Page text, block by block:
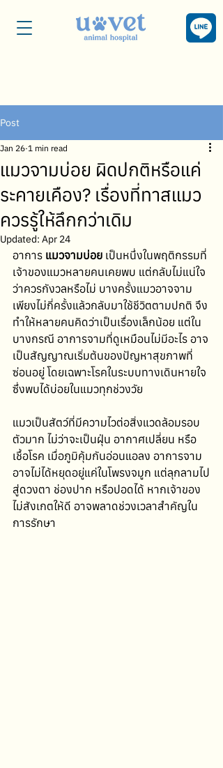
Post
แมวจามบ่อย ผิดปกติหรือแค่
ระคายเคือง? เรื่องที่ทาสแมว
ควรรู้ให้ลึกกว่าเดิม
Jan 26 1 min read
Updated: Apr 24
อาการ แมวจามบ่อย เป็นหนึ่งในพฤติกรรมที่
เจ้าของแมวหลายคนเคยพบ แต่กลับไม่แน่ใจ
ว่าควรกังวลหรือไม่ บางครั้งแมวอาจจาม
เพียงไม่กี่ครั้งแล้วกลับมาใช้ชีวิตตามปกติ จึง
ทำให้หลายคนคิดว่าเป็นเรื่องเล็กน้อย แต่ใน
บางกรณี อาการจามที่ดูเหมือนไม่มีอะไร อาจ
เป็นสัญญาณเริ่มต้นของปัญหาสุขภาพที่
ซ่อนอยู่ โดยเฉพาะโรคในระบบทางเดินหายใจ
ซึ่งพบได้บ่อยในแมวทุกช่วงวัย
แมวเป็นสัตว์ที่มีความไวต่อสิ่งแวดล้อมรอบ
ตัวมาก ไม่ว่าจะเป็นฝุ่น อากาศเปลี่ยน หรือ
เชื้อโรค เมื่อภูมิคุ้มกันอ่อนแอลง อาการจาม
อาจไม่ได้หยุดอยู่แค่ในโพรงจมูก แต่ลุกลามไป
สู่ดวงตา ช่องปาก หรือปอดได้ หากเจ้าของ
ไม่สังเกตให้ดี อาจพลาดช่วงเวลาสำคัญใน
การรักษา